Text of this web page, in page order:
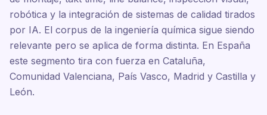
robótica y la integración de sistemas de calidad tirados
por IA. El corpus de la ingeniería química sigue siendo
relevante pero se aplica de forma distinta. En España
este segmento tira con fuerza en Cataluña,
Comunidad Valenciana, País Vasco, Madrid y Castilla y
León.